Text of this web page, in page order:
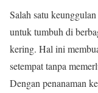
Salah satu
untuk tumbuh di
kering. Hal ini
setempat tanpa
Dengan penanaman